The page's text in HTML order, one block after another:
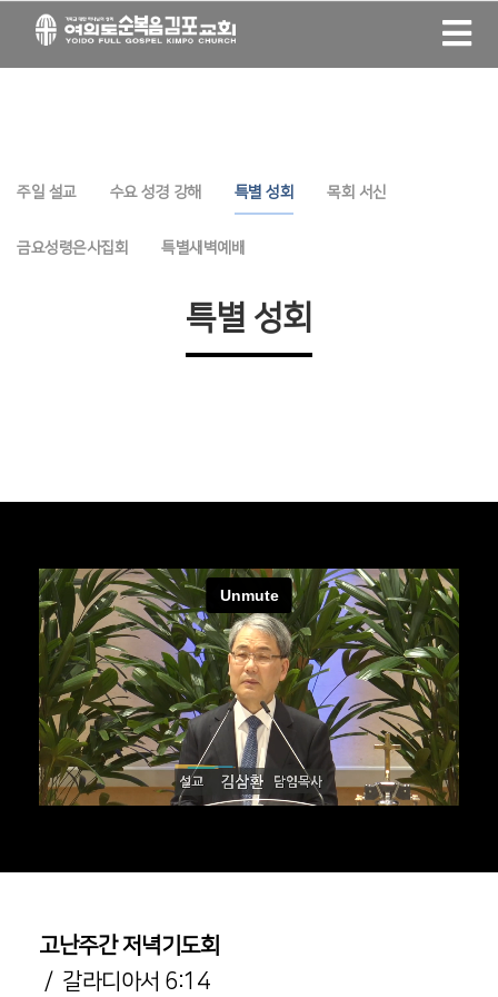
주일 설교 수요 성경 강해 특별 성회 목회 서신
금요성령은사집회 특별새벽예배
특별 성회
고난주간 저녁기도회
/ 갈라디아서 6:14